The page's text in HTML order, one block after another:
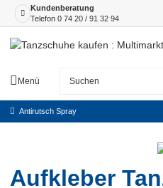
Kundenberatung
Telefon 0 74 20 / 91 32 94
Menü
Antirutsch Spray
Aufkleber